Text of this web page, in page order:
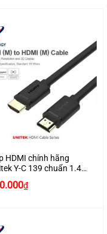
HDMI chính hãng
Y-C 139 chuẩn 1.4
cấp ₫